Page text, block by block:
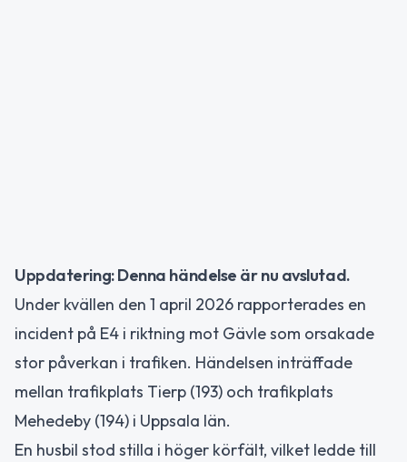
Uppdatering: Denna händelse är nu avslutad.
Under kvällen den 1 april 2026 rapporterades en
incident på E4 i riktning mot Gävle som orsakade
stor påverkan i trafiken. Händelsen inträffade
mellan trafikplats Tierp (193) och trafikplats
Mehedeby (194) i Uppsala län.
En husbil stod stilla i höger körfält, vilket ledde till